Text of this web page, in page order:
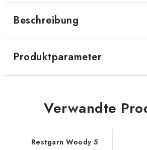
Beschreibung
Produktparameter
Verwandte
Restgarn Woody 5